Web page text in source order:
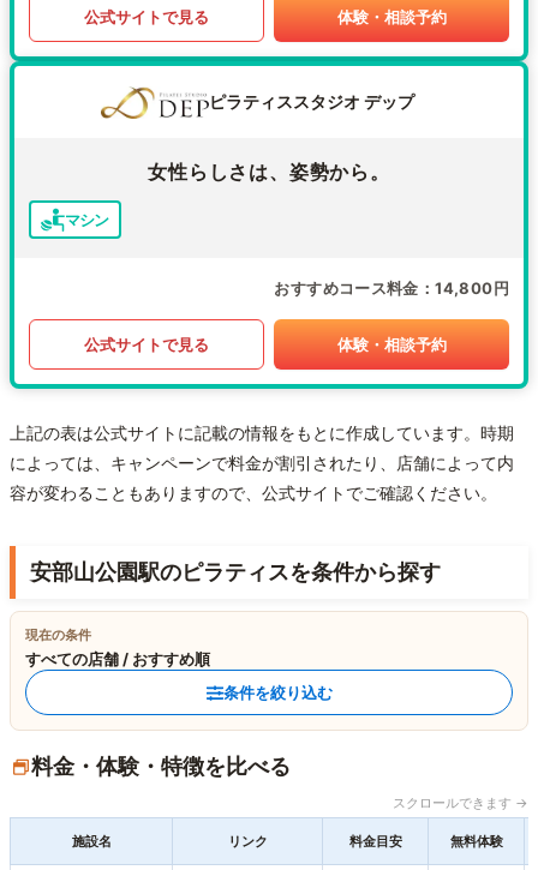
公式サイトで見る 体験・相談予約
ピラティススタジオ デップ
女性らしさは、姿勢から。
マシン
おすすめコース料金 14,800円
公式サイトで見る 体験・相談予約
上記の表は公式サイトに記載の情報をもとに作成しています。時期
によっては、キャンペーンで料金が割引されたり、店舗によって内
容が変わることもありますので、公式サイトでご確認ください。
安部山公園駅のピラティスを条件から探す
現在の条件
すべての店舗 / おすすめ順
条件を絞り込む
料金・体験・特徴を比べる
スクロールできます →
施設名 リンク 料金目安 無料体験